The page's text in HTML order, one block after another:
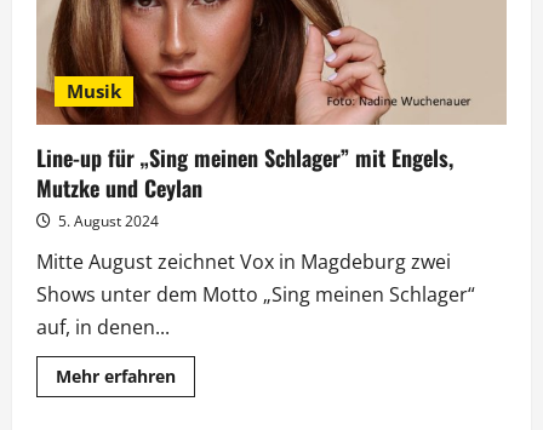
Musik
Line-up für „Sing meinen Schlager” mit Engels,
Mutzke und Ceylan
5. August 2024
Mitte August zeichnet Vox in Magdeburg zwei
Shows unter dem Motto „Sing meinen Schlager“
auf, in denen...
Mehr erfahrenMehr
Informationen